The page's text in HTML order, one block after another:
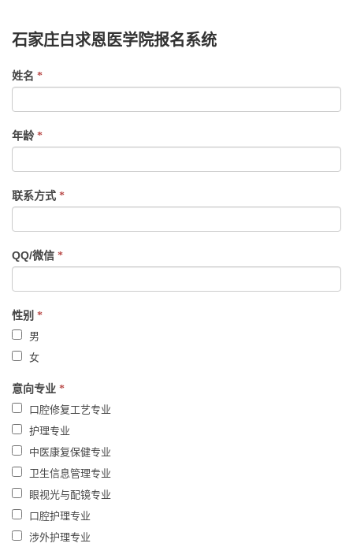
石家庄白求恩医学院报名系统
If
are
human,
leave
this
field
blank.
姓名 *
年龄 *
联系方式 *
QQ/微信 *
性别 *
男
女
意向专业 *
口腔修复工艺专业
护理专业
中医康复保健专业
卫生信息管理专业
眼视光与配镜专业
口腔护理专业
涉外护理专业